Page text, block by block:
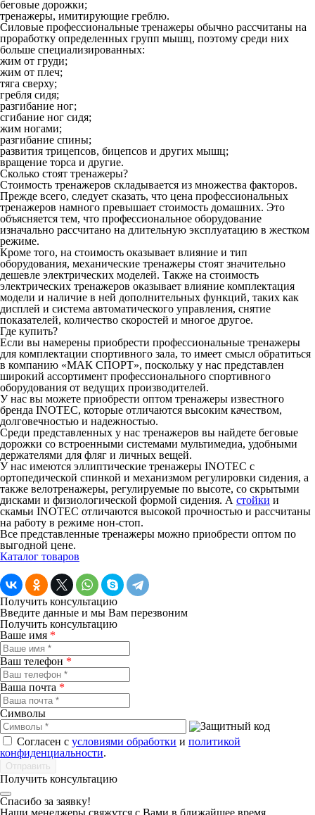
беговые дорожки;
тренажеры, имитирующие греблю.
Силовые профессиональные тренажеры обычно рассчитаны на
проработку определенных групп мышц, поэтому среди них
больше специализированных:
жим от груди;
жим от плеч;
тяга сверху;
гребля сидя;
разгибание ног;
сгибание ног сидя;
жим ногами;
разгибание спины;
развития трицепсов, бицепсов и других мышц;
вращение торса и другие.
Сколько стоят тренажеры?
Стоимость тренажеров складывается из множества факторов.
Прежде всего, следует сказать, что цена профессиональных
тренажеров намного превышает стоимость домашних. Это
объясняется тем, что профессиональное оборудование
изначально рассчитано на длительную эксплуатацию в жестком
режиме.
Кроме того, на стоимость оказывает влияние и тип
оборудования, механические тренажеры стоят значительно
дешевле электрических моделей. Также на стоимость
электрических тренажеров оказывает влияние комплектация
модели и наличие в ней дополнительных функций, таких как
дисплей и система автоматического управления, снятие
показателей, количество скоростей и многое другое.
Где купить?
Если вы намерены приобрести профессиональные тренажеры
для комплектации спортивного зала, то имеет смысл обратиться
в компанию «МАК СПОРТ», поскольку у нас представлен
широкий ассортимент профессионального спортивного
оборудования от ведущих производителей.
У нас вы можете приобрести оптом тренажеры известного
бренда INOTEC, которые отличаются высоким качеством,
долговечностью и надежностью.
Среди представленных у нас тренажеров вы найдете беговые
дорожки со встроенными системами мультимедиа, удобными
держателями для фляг и личных вещей.
У нас имеются эллиптические тренажеры INOTEC с
ортопедической спинкой и механизмом регулировки сидения, а
также велотренажеры, регулируемые по высоте, со скрытыми
дисками и физиологической формой сидения. А стойки и
скамьи INOTEC отличаются высокой прочностью и рассчитаны
на работу в режиме нон-стоп.
Все представленные тренажеры можно приобрести оптом по
выгодной цене.
Каталог товаров
Получить консультацию
Введите данные и мы Вам перезвоним
Получить консультацию
Ваше имя *
Ваш телефон *
Ваша почта *
Символы
Согласен с условиями обработки и политикой
конфиденциальности.
Получить консультацию
Спасибо за заявку!
Наши менеджеры свяжутся с Вами в ближайшее время...